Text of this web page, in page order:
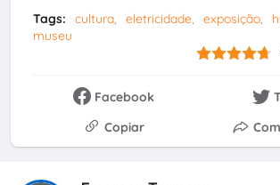
Tags: cultura eletricidade exposição
museu
Facebook
Copiar